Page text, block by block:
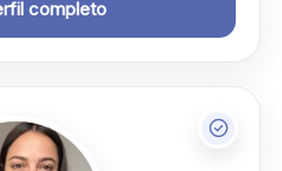
completo